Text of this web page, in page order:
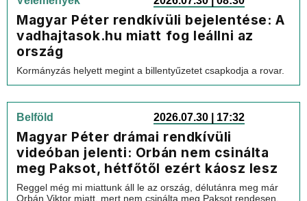
Magyar Péter rendkívüli bejelentése: A
vadhajtasok.hu miatt fog leállni az
ország
Kormányzás helyett megint a billentyűzetet csapkodja a rovar.
Belföld 2026.07.30 | 17:32
Magyar Péter drámai rendkívüli
videóban jelenti: Orbán nem csinálta
meg Paksot, hétfőtől ezért káosz lesz
Reggel még mi miattunk áll le az ország, délutánra meg már
Orbán Viktor miatt, mert nem csinálta meg Paksot rendesen.